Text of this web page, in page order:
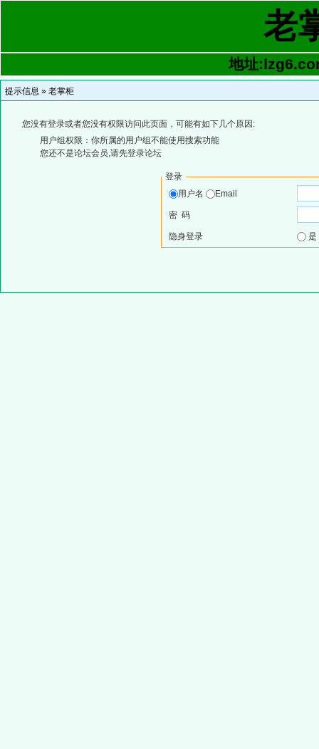
老
地址
提示信息 » 老掌柜
您没有登录或者您没有权限访问此页面，可能有如下几个原因:
用户组权限：你所属的用户组不能使用搜索功能
您还不是论坛会员,请先登录论坛
登录
用户名
Email
密 码
隐身登录